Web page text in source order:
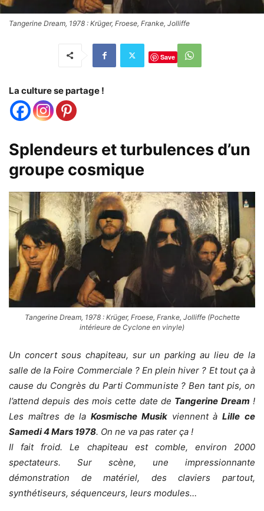
Tangerine Dream, 1978 : Krüger, Froese, Franke, Jolliffe
Save
La culture se partage !
Splendeurs et turbulences d’un
groupe cosmique
Tangerine Dream, 1978 : Krüger, Froese, Franke, Jolliffe (Pochette
intérieure de Cyclone en vinyle)
Un concert sous chapiteau, sur un parking au lieu de la
salle de la Foire Commerciale ? En plein hiver ? Et tout ça à
cause du Congrès du Parti Communiste ? Ben tant pis, on
l’attend depuis des mois cette date de Tangerine Dream !
Les maîtres de laKosmische Musikviennent àLille ce
Samedi 4 Mars 1978. On ne va pas rater ça !
Il fait froid. Le chapiteau est comble, environ 2000
spectateurs. Sur scène, une impressionnante
démonstration de matériel, des claviers partout,
synthétiseurs, séquenceurs, leurs modules…